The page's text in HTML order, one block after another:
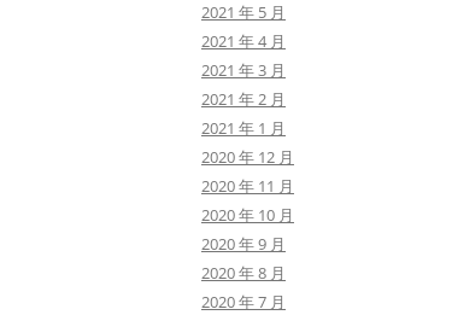
2021 年 5 月
2021 年 4 月
2021 年 3 月
2021 年 2 月
2021 年 1 月
2020 年 12 月
2020 年 11 月
2020 年 10 月
2020 年 9 月
2020 年 8 月
2020 年 7 月